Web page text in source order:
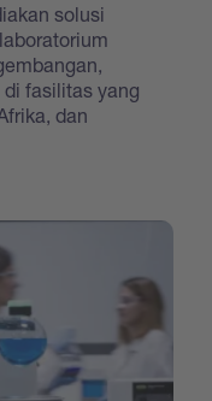
solusi
fasilitas yang
dan